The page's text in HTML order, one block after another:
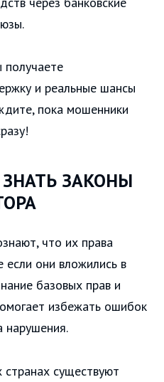
и реальные шансы
пока мошенники
ЗАКОНЫ
что их права
они вложились в
базовых прав и
избежать ошибок
нарушения.
странах существуют